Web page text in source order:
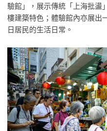
驗館」，展示傳統「上海批盪
樓建築特色；體驗館內亦展出
日居民的生活日常。